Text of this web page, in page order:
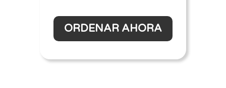
ORDENAR AHORA